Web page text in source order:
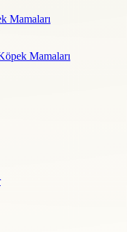
Mamaları
Mamaları